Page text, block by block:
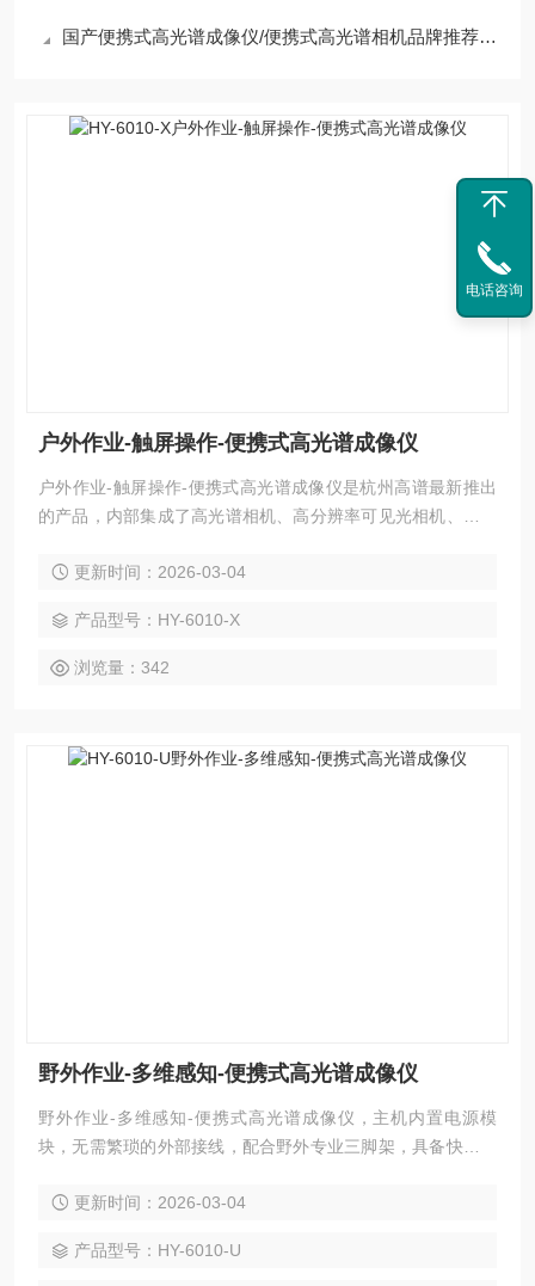
国产便携式高光谱成像仪/便携式高光谱相机品牌推荐，性价比与产品品质解读
户外作业-触屏操作-便携式高光谱成像仪
户外作业-触屏操作-便携式高光谱成像仪是杭州高谱最新推出
的产品，内部集成了高光谱相机、高分辨率可见光相机、双目
效果。采用现金的光学系统设计，搭配超宽画幅高光谱推扫系
与高光谱图像视野重合，实现百分比配准。
更新时间：2026-03-04
产品型号：HY-6010-X
浏览量：342
野外作业-多维感知-便携式高光谱成像仪
野外作业-多维感知-便携式高光谱成像仪，主机内置电源模
块，无需繁琐的外部接线，配合野外专业三脚架，具备快速架
应用、工业应用、考古文物、地质勘探及军事应用提供快速、
更新时间：2026-03-04
产品型号：HY-6010-U
电话咨询